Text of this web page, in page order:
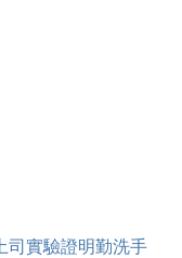
司實驗證明勤洗手